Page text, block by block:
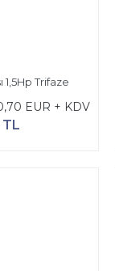
1,5Hp Trifaze
EUR + KDV
TL